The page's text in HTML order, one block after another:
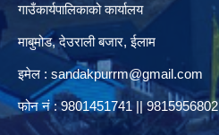
गाउँकार्यपालिकाको कार्यालय
माबुमोड, देउराली बजार, ईलाम
इमेल : sandakpurrm@gmail.com
फोन नं : 9801451741 || 9815956802